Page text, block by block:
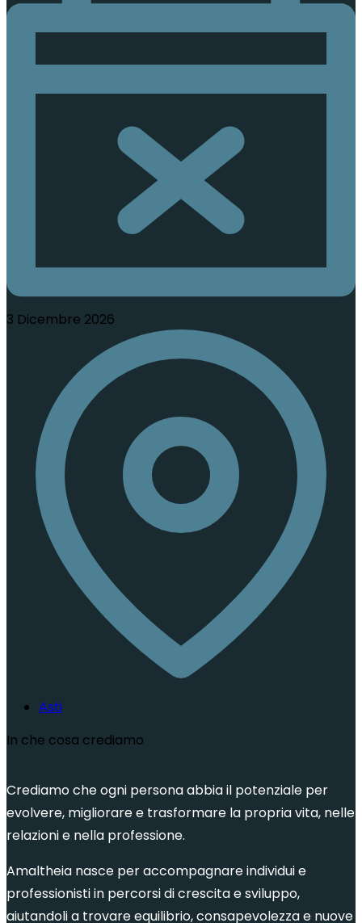
3 Dicembre 2026
Asti
In che cosa crediamo
Crediamo che ogni persona abbia il potenziale per
evolvere, migliorare e trasformare la propria vita, nelle
relazioni e nella professione.
Amaltheia nasce per accompagnare individui e
professionisti in percorsi di crescita e sviluppo,
aiutandoli a trovare equilibrio, consapevolezza e nuove